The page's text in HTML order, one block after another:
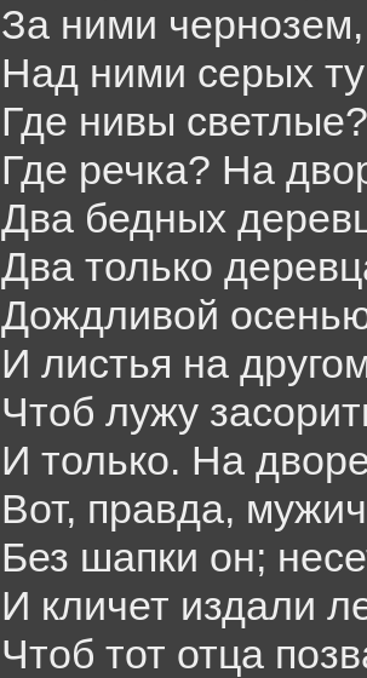
За ними
Над ними серых
Где нивы
Где речка? На
Два бедных
Два только
Дождливой
И листья на
Чтоб лужу
И только. На
Вот, правда,
Без шапки он;
И кличет издали
Чтоб тот отца